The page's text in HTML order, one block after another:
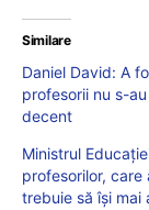
Similare
Daniel David: A
profesorii nu s-
decent
Ministrul
profesorilor, care
trebuie să își mai